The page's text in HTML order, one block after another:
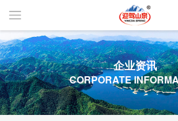
企业资讯
CORPORATE